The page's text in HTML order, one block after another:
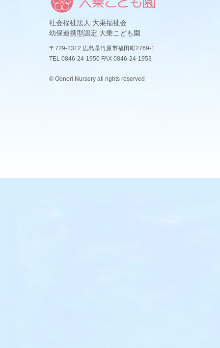
社会福祉法人 大乗福祉会
幼保連携型認定 大乗こども園
〒729-2312 広島県竹原市福田町2769-1
TEL 0846-24-1950 FAX 0846-24-1953
© Oonori Nursery all rights reserved